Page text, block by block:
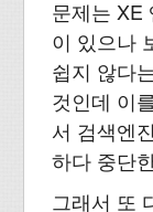
문제는 XE
이 있으나
쉽지 않다
것인데 이
서 검색엔
하다 중단
그래서 또